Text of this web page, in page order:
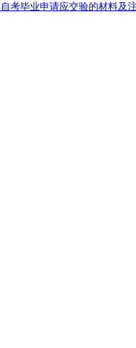
考毕业申请应交验的材料及